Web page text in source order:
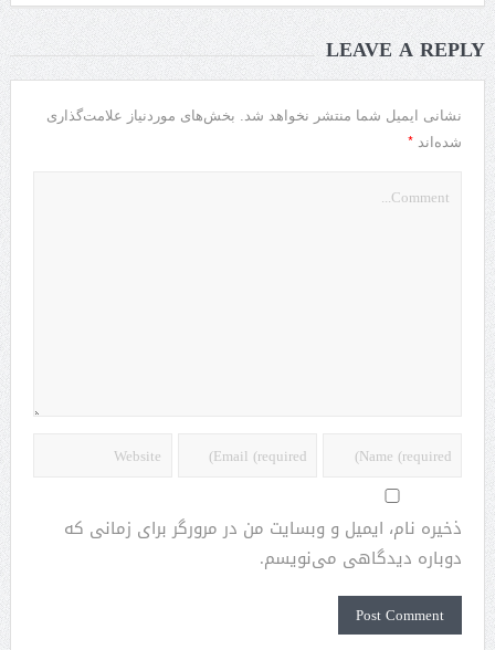
LEAVE A REPLY
نشانی ایمیل شما منتشر نخواهد شد. بخش‌های موردنیاز علامت‌گذاری
شده‌اند *
ذخیره نام، ایمیل و وبسایت من در مرورگر برای زمانی که
دوباره دیدگاهی می‌نویسم.